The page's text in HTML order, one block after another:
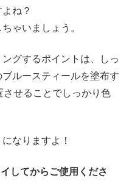
ね？
ゃいましょう。
グするポイントは、しっ
ルースティールを塗布す
させることでしっかり色
なりますよ！
してからご使用くださ